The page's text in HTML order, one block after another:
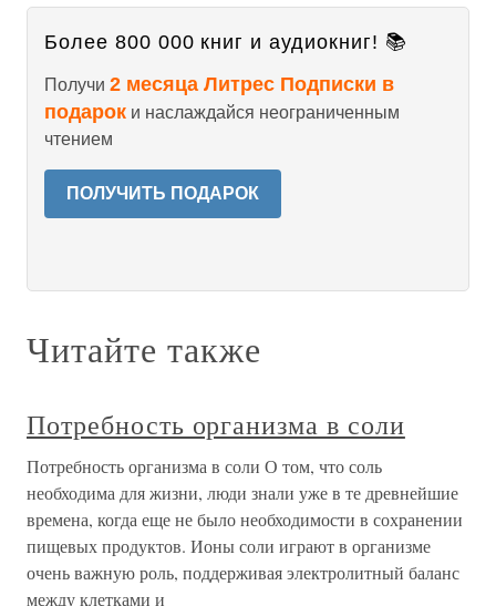
Более 800 000 книг и аудиокниг! 📚
Получи 2 месяца Литрес Подписки в
подарок и наслаждайся неограниченным
чтением
ПОЛУЧИТЬ ПОДАРОК
Читайте также
Потребность организма в соли
Потребность организма в соли О том, что соль
необходима для жизни, люди знали уже в те древнейшие
времена, когда еще не было необходимости в сохранении
пищевых продуктов. Ионы соли играют в организме
очень важную роль, поддерживая электролитный баланс
между клетками и